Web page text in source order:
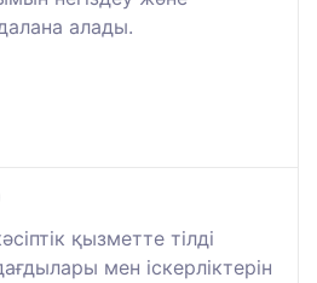
алады.
қызметте тілді
мен іскерліктерін